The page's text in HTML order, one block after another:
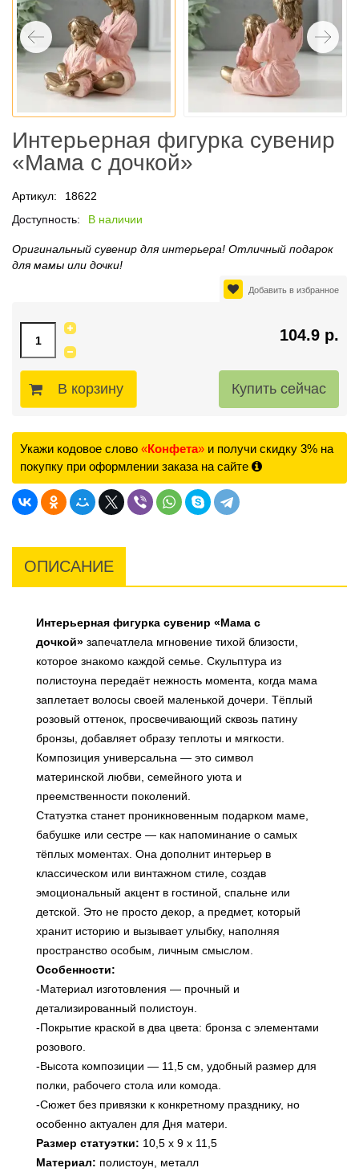
Интерьерная фигурка сувенир
«Мама с дочкой»
Артикул:
18622
Доступность:
В наличии
Оригинальный сувенир для интерьера! Отличный подарок
для мамы или дочки!
Добавить в избранное
104.9 р.
В корзину
Укажи кодовое слово «Конфета» и получи скидку 3% на
покупку при оформлении заказа на сайте
ОПИСАНИЕ
Интерьерная фигурка сувенир «Мама с
дочкой» запечатлела мгновение тихой близости,
которое знакомо каждой семье. Скульптура из
полистоуна передаёт нежность момента, когда мама
заплетает волосы своей маленькой дочери. Тёплый
розовый оттенок, просвечивающий сквозь патину
бронзы, добавляет образу теплоты и мягкости.
Композиция универсальна — это символ
материнской любви, семейного уюта и
преемственности поколений.
Статуэтка станет проникновенным подарком маме,
бабушке или сестре — как напоминание о самых
тёплых моментах. Она дополнит интерьер в
классическом или винтажном стиле, создав
эмоциональный акцент в гостиной, спальне или
детской. Это не просто декор, а предмет, который
хранит историю и вызывает улыбку, наполняя
пространство особым, личным смыслом.
Особенности:
-Материал изготовления — прочный и
детализированный полистоун.
-Покрытие краской в два цвета: бронза с элементами
розового.
-Высота композиции — 11,5 см, удобный размер для
полки, рабочего стола или комода.
-Сюжет без привязки к конкретному празднику, но
особенно актуален для Дня матери.
Размер статуэтки: 10,5 х 9 х 11,5
Материал: полистоун, металл